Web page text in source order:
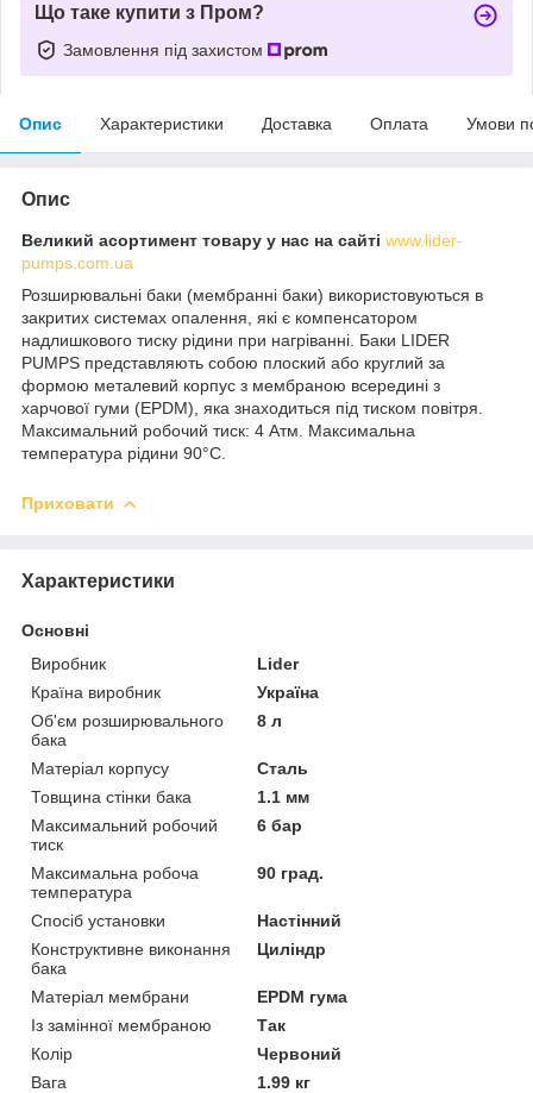
Що таке купити з Пром?
Замовлення під захистом
Опис Характеристики Доставка Оплата Умови
Опис
Великий асортимент товару у нас на сайті www.lider-
pumps.com.ua
Розширювальні баки (мембранні баки) використовуються в
закритих системах опалення, які є компенсатором
надлишкового тиску рідини при нагріванні. Баки LIDER
PUMPS представляють собою плоский або круглий за
формою металевий корпус з мембраною всередині з
харчової гуми (EPDM), яка знаходиться під тиском повітря.
Максимальний робочий тиск: 4 Атм. Максимальна
температура рідини 90°С.
Приховати
Характеристики
Основні
Виробник
Lider
Країна виробник
Україна
Об'єм розширювального
бака
8 л
Матеріал корпусу
Сталь
Товщина стінки бака
1.1 мм
Максимальний робочий
тиск
6 бар
Максимальна робоча
температура
90 град.
Спосіб установки
Настінний
Конструктивне виконання
бака
Циліндр
Матеріал мембрани
EPDM гума
Із замінної мембраною
Так
Колір
Червоний
Вага
1.99 кг